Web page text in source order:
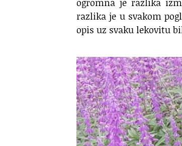
razlika je u svakom
opis uz svaku lekovitu